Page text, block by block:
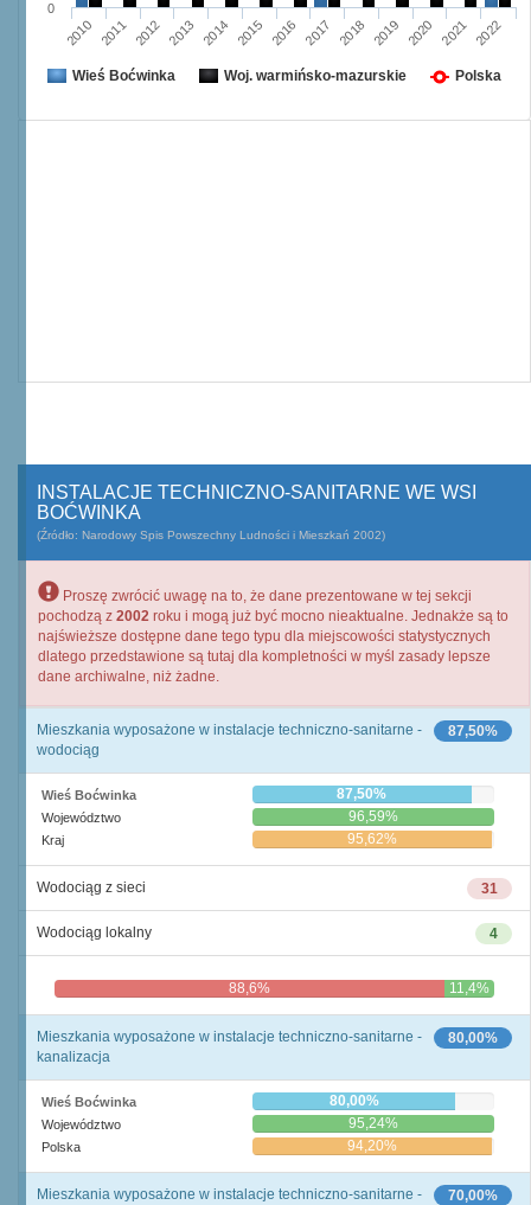
2010 2011 2012 2013 2014 2015 2016 2017 2018 2019 2020 2021 2022
0
Wieś Boćwinka Woj. warmińsko-mazurskie Polska
INSTALACJE TECHNICZNO-SANITARNE WE WSI
BOĆWINKA
(Źródło: Narodowy Spis Powszechny Ludności i Mieszkań 2002)
Proszę zwrócić uwagę na to, że dane prezentowane w tej sekcji
pochodzą z 2002 roku i mogą już być mocno nieaktualne. Jednakże są to
najświeższe dostępne dane tego typu dla miejscowości statystycznych
dlatego przedstawione są tutaj dla kompletności w myśl zasady lepsze
dane archiwalne, niż żadne.
87,50%
Mieszkania wyposażone w instalacje techniczno-sanitarne -
wodociąg
Wieś Boćwinka 87,50%
Województwo 96,59%
Kraj 95,62%
31
Wodociąg z sieci
4
Wodociąg lokalny
88,6% 11,4%
80,00%
Mieszkania wyposażone w instalacje techniczno-sanitarne -
kanalizacja
Wieś Boćwinka 80,00%
Województwo 95,24%
Polska 94,20%
70,00%
Mieszkania wyposażone w instalacje techniczno-sanitarne -